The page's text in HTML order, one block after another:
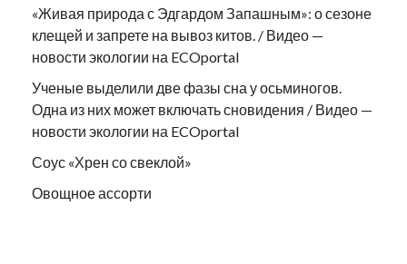
«Живая природа с Эдгардом Запашным»: о сезоне
клещей и запрете на вывоз китов. / Видео —
новости экологии на ECOportal
Ученые выделили две фазы сна у осьминогов.
Одна из них может включать сновидения / Видео —
новости экологии на ECOportal
Соус «Хрен со свеклой»
Овощное ассорти